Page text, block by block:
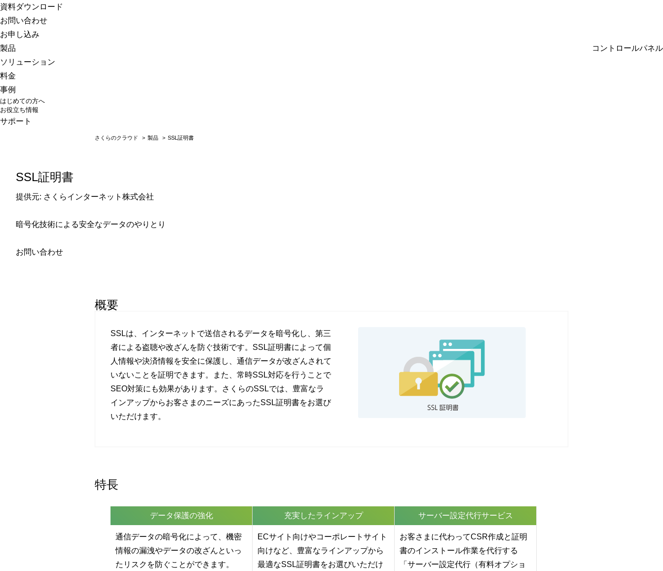
さくらのクラウド
資料ダウンロード
お問い合わせ
お申し込み
製品
ソリューション
料金
事例
はじめての方へ
お役立ち情報
サポート
コントロールパネル
さくらのクラウド > 製品 > SSL証明書
SSL証明書
提供元: さくらインターネット株式会社
暗号化技術による安全なデータのやりとり
お問い合わせ
概要
SSLは、インターネットで送信されるデータを暗号化し、第三
者による盗聴や改ざんを防ぐ技術です。SSL証明書によって個
人情報や決済情報を安全に保護し、通信データが改ざんされて
いないことを証明できます。また、常時SSL対応を行うことで
SEO対策にも効果があります。さくらのSSLでは、豊富なラ
インアップからお客さまのニーズにあったSSL証明書をお選び
いただけます。
特長
データ保護の強化
通信データの暗号化によって、機密
情報の漏洩やデータの改ざんといっ
たリスクを防ぐことができます。
充実したラインアップ
ECサイト向けやコーポレートサイト
向けなど、豊富なラインアップから
最適なSSL証明書をお選びいただけ
サーバー設定代行サービス
お客さまに代わってCSR作成と証明
書のインストール作業を代行する
「サーバー設定代行（有料オプショ